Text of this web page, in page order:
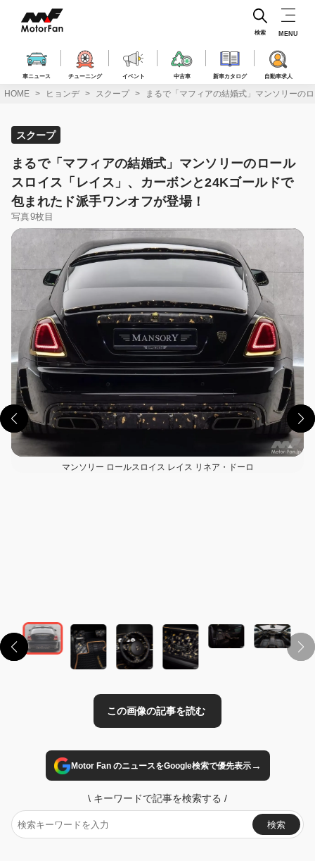
ス
車ニュース チューニング イベント 中古車 新車カタログ 自動車求人
検索 MENU
HOME ヒョンデ スクープ まるで「マフィアの結婚式」マンソリーの
スクープ
まるで「マフィアの結婚式」マンソリーのロール
スロイス「レイス」、カーボンと24Kゴールドで
包まれたド派手ワンオフが登場！
写真9枚目
マンソリー ロールスロイス レイス リネア・ドーロ
Motor Fan のニュースをGoogle検索で優先表示→
\ キーワードで記事を検索する /
検索